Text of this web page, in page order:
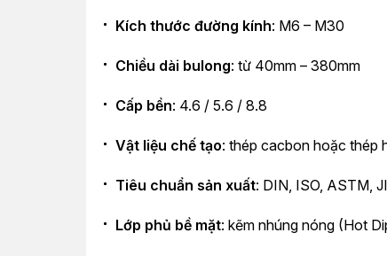
Kích thước đường kính: M6 – M30
Chiều dài bulong: từ 40mm – 380mm
Cấp bền: 4.6 / 5.6 / 8.8
Vật liệu chế tạo: thép cacbon hoặc thép
Tiêu chuẩn sản xuất: DIN, ISO, ASTM,
Lớp phủ bề mặt: kẽm nhúng nóng (Hot